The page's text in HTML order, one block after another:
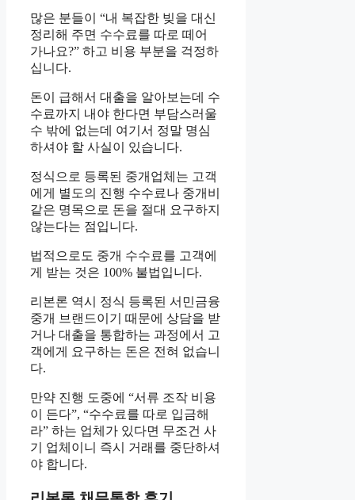
많은 분들이 “내 복잡한 빚을 대신
정리해 주면 수수료를 따로 떼어
가나요?” 하고 비용 부분을 걱정하
십니다.
돈이 급해서 대출을 알아보는데 수
수료까지 내야 한다면 부담스러울
수 밖에 없는데 여기서 정말 명심
하셔야 할 사실이 있습니다.
정식으로 등록된 중개업체는 고객
에게 별도의 진행 수수료나 중개비
같은 명목으로 돈을 절대 요구하지
않는다는 점입니다.
법적으로도 중개 수수료를 고객에
게 받는 것은 100% 불법입니다.
리본론 역시 정식 등록된 서민금융
중개 브랜드이기 때문에 상담을 받
거나 대출을 통합하는 과정에서 고
객에게 요구하는 돈은 전혀 없습니
다.
만약 진행 도중에 “서류 조작 비용
이 든다”, “수수료를 따로 입금해
라” 하는 업체가 있다면 무조건 사
기 업체이니 즉시 거래를 중단하셔
야 합니다.